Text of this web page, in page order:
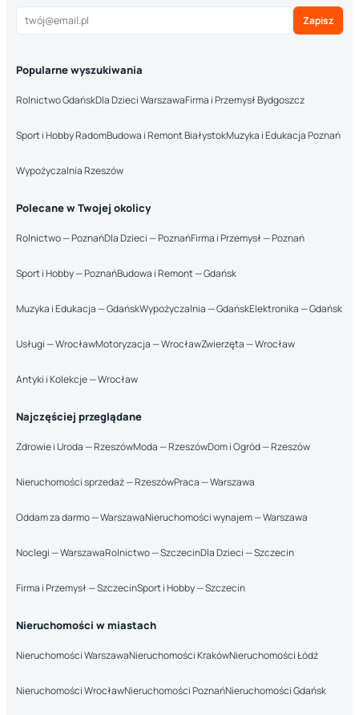
Zapisz
Popularne wyszukiwania
Rolnictwo GdańskDla Dzieci WarszawaFirma i Przemysł Bydgoszcz
Sport i Hobby RadomBudowa i Remont BiałystokMuzyka i Edukacja Poznań
Wypożyczalnia Rzeszów
Polecane w Twojej okolicy
Rolnictwo — PoznańDla Dzieci — PoznańFirma i Przemysł — Poznań
Sport i Hobby — PoznańBudowa i Remont — Gdańsk
Muzyka i Edukacja — GdańskWypożyczalnia — GdańskElektronika — Gdańsk
Usługi — WrocławMotoryzacja — WrocławZwierzęta — Wrocław
Antyki i Kolekcje — Wrocław
Najczęściej przeglądane
Zdrowie i Uroda — RzeszówModa — RzeszówDom i Ogród — Rzeszów
Nieruchomości sprzedaż — RzeszówPraca — Warszawa
Oddam za darmo — WarszawaNieruchomości wynajem — Warszawa
Noclegi — WarszawaRolnictwo — SzczecinDla Dzieci — Szczecin
Firma i Przemysł — SzczecinSport i Hobby — Szczecin
Nieruchomości w miastach
Nieruchomości WarszawaNieruchomości KrakówNieruchomości Łódź
Nieruchomości WrocławNieruchomości PoznańNieruchomości Gdańsk